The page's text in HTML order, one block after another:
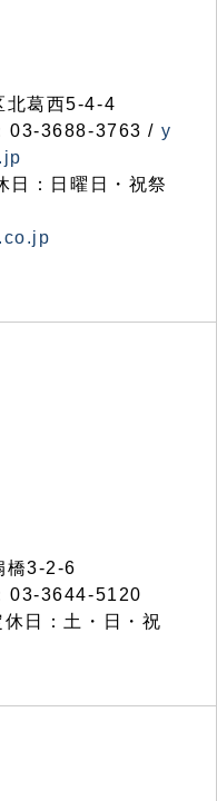
葛西5-4-4
03-3688-3763 / y
：日曜日・祝祭
橋3-2-6
03-3644-5120
日：土・日・祝